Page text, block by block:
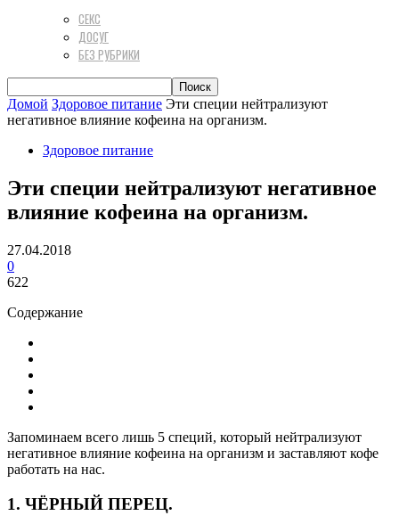
СЕКС
ДОСУГ
БЕЗ РУБРИКИ
Домой Здоровое питание Эти специи нейтрализуют
негативное влияние кофеина на организм.
Здоровое питание
Эти специи нейтрализуют негативное
влияние кофеина на организм.
27.04.2018
0
622
Содержание
Запоминаем всего лишь 5 специй, который нейтрализуют
негативное влияние кофеина на организм и заставляют кофе
работать на нас.
1. ЧЁРНЫЙ ПЕРЕЦ.